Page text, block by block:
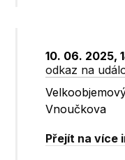
10. 06. 2025,
odkaz na
Vnoučkova
Přejít na více